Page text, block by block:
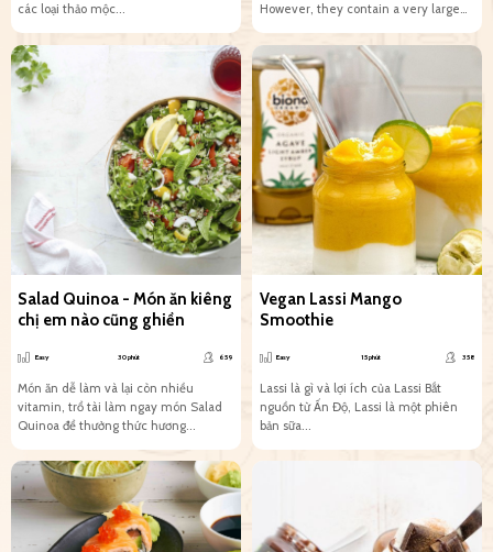
các loại thảo mộc...
However, they contain a very large
Salad Quinoa - Món ăn kiêng
chị em nào cũng ghiền
Easy 30 phút 659
Món ăn dễ làm và lại còn nhiều
vitamin, trổ tài làm ngay món Salad
Quinoa để thưởng thức hương...
Vegan Lassi Mango
Smoothie
Easy 15 phút 358
Lassi là gì và lợi ích của Lassi Bắt
nguồn từ Ấn Độ, Lassi là một phiên
bản sữa...